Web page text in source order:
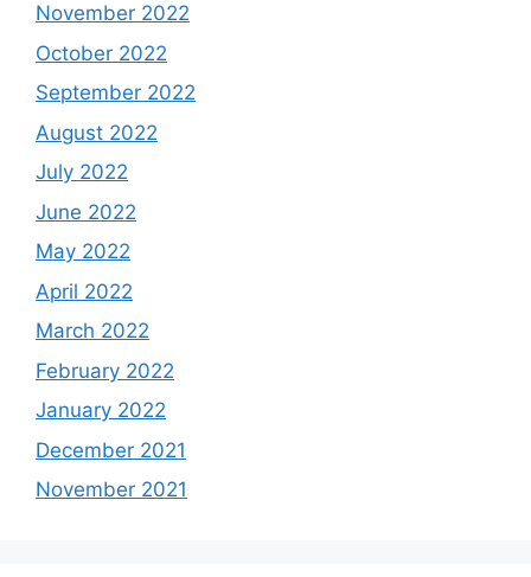
November 2022
October 2022
September 2022
August 2022
July 2022
June 2022
May 2022
April 2022
March 2022
February 2022
January 2022
December 2021
November 2021